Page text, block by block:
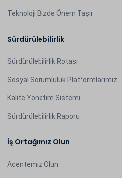
Teknoloji Bizde Önem Taşır
Sürdürülebilirlik
Sürdürülebilirlik Rotası
Sosyal Sorumluluk Platformlarımız
Kalite Yönetim Sistemi
Sürdürülebilirlik Raporu
İş Ortağımız Olun
Acentemiz Olun